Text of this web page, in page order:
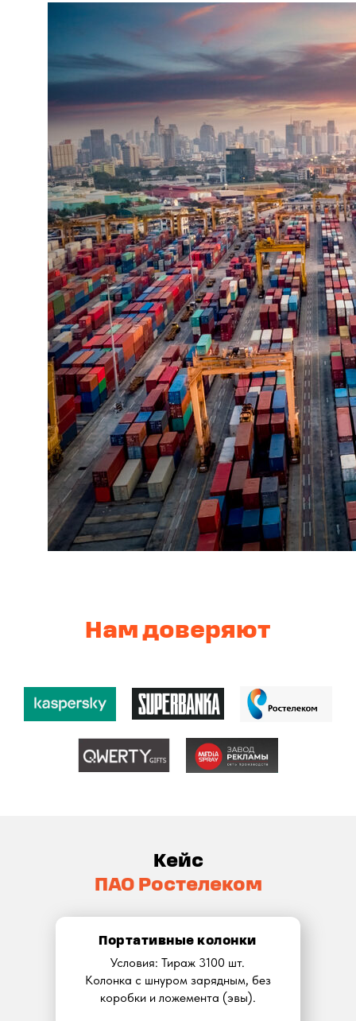
Нам доверяют
Кейс
ПАО Ростелеком
Портативные колонки
Условия: Тираж 3100 шт.
Колонка с шнуром зарядным, без
коробки и ложемента (эвы).